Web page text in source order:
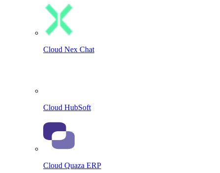
Cloud Nex Chat
Cloud HubSoft
Cloud Quaza ERP